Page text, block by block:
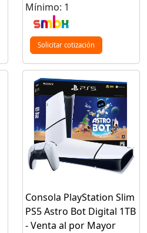
Mínimo: 1
Solicitar cotización
Consola PlayStation Slim
PS5 Astro Bot Digital 1TB
- Venta al por Mayor